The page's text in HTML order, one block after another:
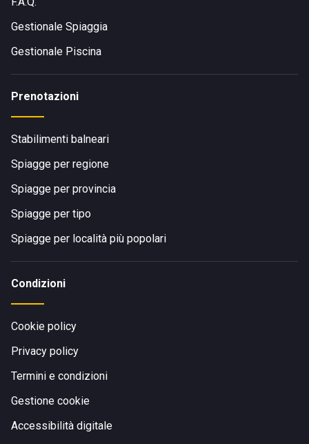
Gestionale Spiaggia
Gestionale Piscina
Prenotazioni
Stabilimenti balneari
Spiagge per regione
Spiagge per provincia
Spiagge per tipo
Spiagge per località più popolari
Condizioni
Cookie policy
Privacy policy
Termini e condizioni
Gestione cookie
Accessibilità digitale